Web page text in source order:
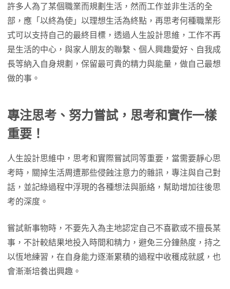
許多人為了某個職業而規劃生活，然而工作並非生活的全
部，應「以終為使」以理想生活為終點，再思考何種職業形
式可以支持自己的最終目標，透過人生設計思維，工作不再
是生活的中心，與家人朋友的聯繫、個人興趣愛好、自我成
長等納入自身規劃，保留最可貴的精力與能量，做自己最想
做的事。
專注思考、努力嘗試，思考和實作一樣
重要！
人生設計思維中，思考和實際嘗試同等重要，當需要靜心思
考時，關掉生活周遭那些侵蝕注意力的雜訊，專注與自己對
話，並記綠過程中浮現的各種想法與脈絡，幫助增加往後思
考的深度。
嘗試新事物時，不要先入為主地認定自己不喜歡或不擅長某
事，不計較結果地投入時間和精力，避免三分鐘熱度，持之
以恆地練習，在自身能力逐漸累積的過程中收穫成就感，也
會漸漸培養出興趣。